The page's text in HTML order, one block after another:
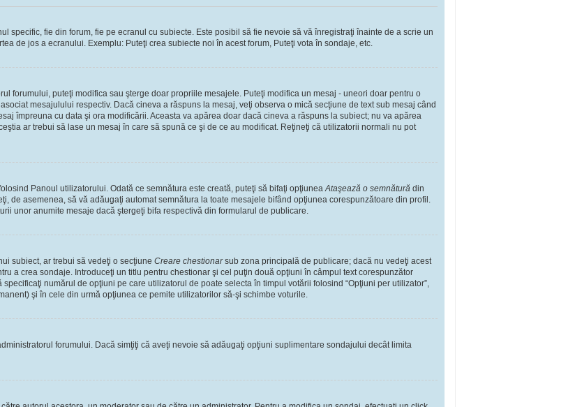
specific, fie din forum, fie pe ecranul cu subiecte. Este posibil să fie nevoie să vă înregistraţi înainte de a scrie un
de jos a ecranului. Exemplu: Puteţi crea subiecte noi în acest forum, Puteţi vota în sondaje, etc.
forumului, puteţi modifica sau şterge doar propriile mesajele. Puteţi modifica un mesaj - uneori doar pentru o
asociat mesajulului respectiv. Dacă cineva a răspuns la mesaj, veţi observa o mică secţiune de text sub mesaj când
împreuna cu data şi ora modificării. Aceasta va apărea doar dacă cineva a răspuns la subiect; nu va apărea
ar trebui să lase un mesaj în care să spună ce şi de ce au modificat. Reţineţi că utilizatorii normali nu pot
Panoul utilizatorului. Odată ce semnătura este creată, puteţi să bifaţi opţiuneaAtaşează o semnătură din
de asemenea, să vă adăugaţi automat semnătura la toate mesajele bifând opţiunea corespunzătoare din profil.
unor anumite mesaje dacă ştergeţi bifa respectivă din formularul de publicare.
subiect, ar trebui să vedeţi o secţiune Creare chestionarsub zona principală de publicare; dacă nu vedeţi acest
a crea sondaje. Introduceţi un titlu pentru chestionar şi cel puţin două opţiuni în câmpul text corespunzător
numărul de opţiuni pe care utilizatorul de poate selecta în timpul votării folosind “Opţiuni per utilizator”,
şi în cele din urmă opţiunea ce pemite utilizatorilor să-şi schimbe voturile.
forumului. Dacă simţiţi că aveţi nevoie să adăugaţi opţiuni suplimentare sondajului decât limita